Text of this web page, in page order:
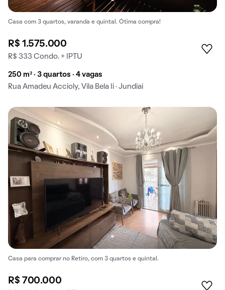
Casa com 3 quartos, varanda e quintal. Ótima compra!
R$ 1.575.000
R$ 333 Condo. + IPTU
250 m² · 3 quartos · 4 vagas
Rua Amadeu Accioly, Vila Bela Ii · Jundiaí
Casa para comprar no Retiro, com 3 quartos e quintal.
R$ 700.000